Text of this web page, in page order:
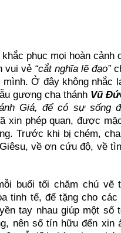
phục mọi hoàn cảnh
vui vẻ “cắt nghĩa lẽ đạo”
Ở đây không nhắc
gương cha thánh Vũ
Giá, để có sự sống
xin phép quan, được
Trước khi bị chém,
về ơn cứu độ, về
buổi tối chăm chú vẽ
tinh tế, để tặng cho
tay nhau giúp một số
nên số tín hữu đến xin